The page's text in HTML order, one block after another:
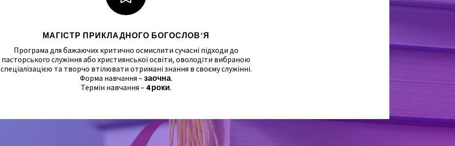
МАГІСТР ПРИКЛАДНОГО БОГОСЛОВ’Я
Програма для бажаючих критично осмислити сучасні підходи до
пасторського служіння або християнської освіти, оволодіти вибраною
спеціалізацією та творчо втілювати отримані знання в своєму служінні.
Форма навчання – заочна.
Термін навчання – 4 роки.